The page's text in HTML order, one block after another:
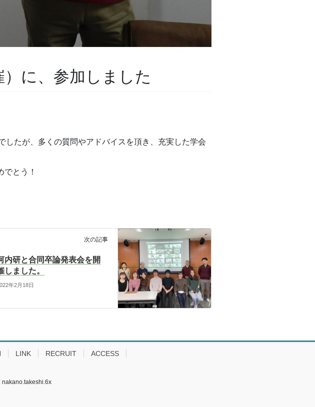
に、参加しました
たが、多くの質問やアドバイスを頂き、充実した学会
とう！
次の記事
内研と合同卒論発表会を開
しました。
年2月18日
LINK RECRUIT ACCESS
nakano.takeshi.6x